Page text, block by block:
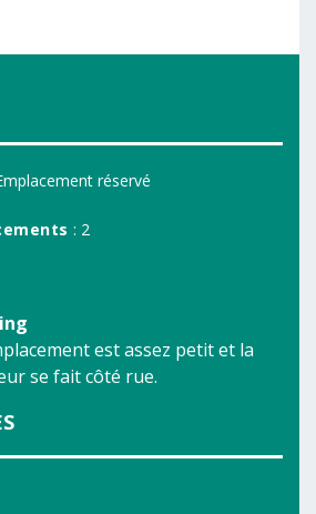
réservé
: 2
est assez petit et la
se fait côté rue.